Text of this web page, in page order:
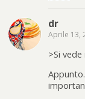
dr
Aprile 13,
>Si vede